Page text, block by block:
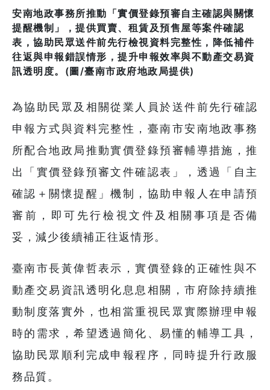
安南地政事務所推動「實價登錄預審自主確認與關懷
提醒機制」，提供買賣、租賃及預售屋等案件確認
表，協助民眾送件前先行檢視資料完整性，降低補件
往返與申報錯誤情形，提升申報效率與不動產交易資
訊透明度。(圖/臺南市政府地政局提供)
為協助民眾及相關從業人員於送件前先行確認
申報方式與資料完整性，臺南市安南地政事務
所配合地政局推動實價登錄預審輔導措施，推
出「實價登錄預審文件確認表」，透過「自主
確認＋關懷提醒」機制，協助申報人在申請預
審前，即可先行檢視文件及相關事項是否備
妥，減少後續補正往返情形。
臺南市長黃偉哲表示，實價登錄的正確性與不
動產交易資訊透明化息息相關，市府除持續推
動制度落實外，也相當重視民眾實際辦理申報
時的需求，希望透過簡化、易懂的輔導工具，
協助民眾順利完成申報程序，同時提升行政服
務品質。